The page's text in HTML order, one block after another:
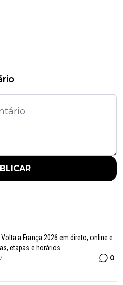
a França 2026 em direto, online e
etapas e horários
0